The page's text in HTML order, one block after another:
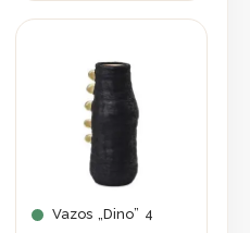
Vazos „Dino” 4